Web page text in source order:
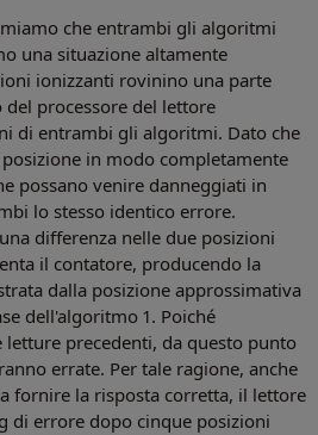
che entrambi gli algoritmi
una situazione altamente
ionizzanti rovinino una parte
processore del lettore
di entrambi gli algoritmi. Dato che
in modo completamente
possano venire danneggiati in
lo stesso identico errore.
differenza nelle due posizioni
il contatore, producendo la
dalla posizione approssimativa
dell'algoritmo 1. Poiché
letture precedenti, da questo punto
errate. Per tale ragione, anche
fornire la risposta corretta, il lettore
di errore dopo cinque posizioni